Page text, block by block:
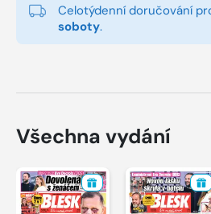
Celotýdenní doručování
soboty.
Všechna vydání